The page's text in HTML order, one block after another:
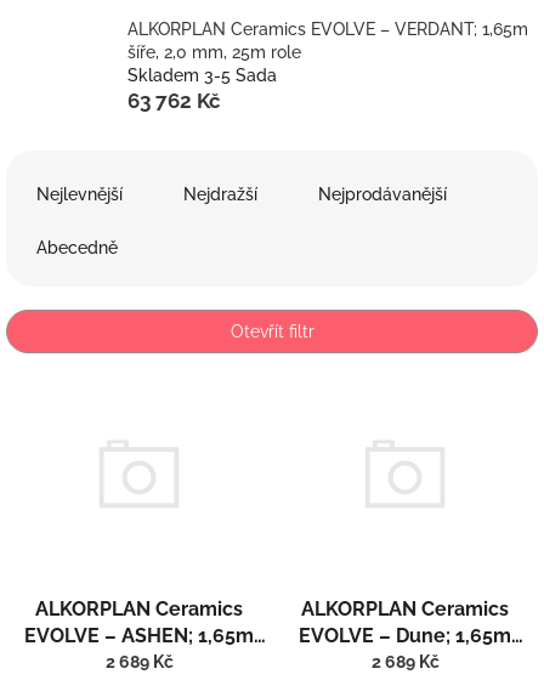
ALKORPLAN Ceramics EVOLVE – VERDANT; 1,65m
šíře, 2,0 mm, 25m role
Skladem 3-5 Sada
63 762 Kč
p
r
Nejlevnější Nejdražší Nejprodávanější
Abecedně
Otevřít filtr
ALKORPLAN Ceramics
EVOLVE – ASHEN; 1,65m
šíře, 2,0 mm, metráž
2 689 Kč
ALKORPLAN Ceramics
EVOLVE – Dune; 1,65m
šíře, 2,0 mm, metráž
2 689 Kč